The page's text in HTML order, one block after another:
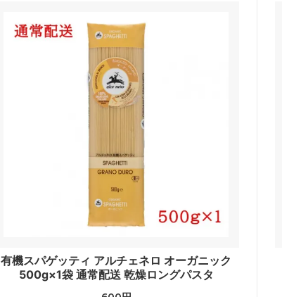
有機スパゲッティ アルチェネロ オーガニック
500g×1袋 通常配送 乾燥ロングパスタ